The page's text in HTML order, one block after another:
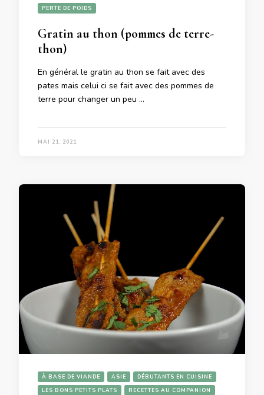
PERTE DE POIDS
Gratin au thon (pommes de terre-
thon)
En général le gratin au thon se fait avec des
pates mais celui ci se fait avec des pommes de
terre pour changer un peu …
MAI 21, 2021
À BASE DE VIANDE ASIE
DÉBUTANTS EN CUISINE
LES BONS PETITS PLATS
RECETTES AU COMPANION